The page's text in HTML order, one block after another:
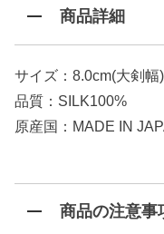
商品詳細
サイズ：8.0cm(大剣幅
品質：SILK100%
原産国：MADE IN
商品の注意事